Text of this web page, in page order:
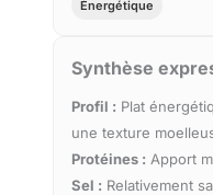
Énergétique
Synthèse
Profil : Plat
une texture
Protéines : Apport
Sel : Relativement